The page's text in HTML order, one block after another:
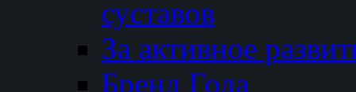
суставов
За активное
Бренд Года